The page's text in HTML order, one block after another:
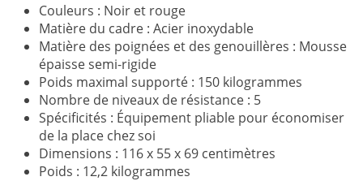
Couleurs : Noir et rouge
Matière du cadre : Acier inoxydable
Matière des poignées et des genouillères : Mousse
épaisse semi-rigide
Poids maximal supporté : 150 kilogrammes
Nombre de niveaux de résistance : 5
Spécificités : Équipement pliable pour économiser
de la place chez soi
Dimensions : 116 x 55 x 69 centimètres
Poids : 12,2 kilogrammes